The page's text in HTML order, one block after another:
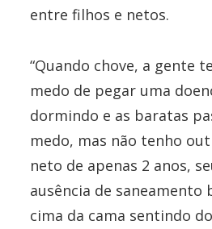
entre filhos e netos.
“Quando chove, a gente
medo de pegar uma
dormindo e as baratas
medo, mas não tenho
neto de apenas 2 anos,
ausência de saneamento
cima da cama sentindo